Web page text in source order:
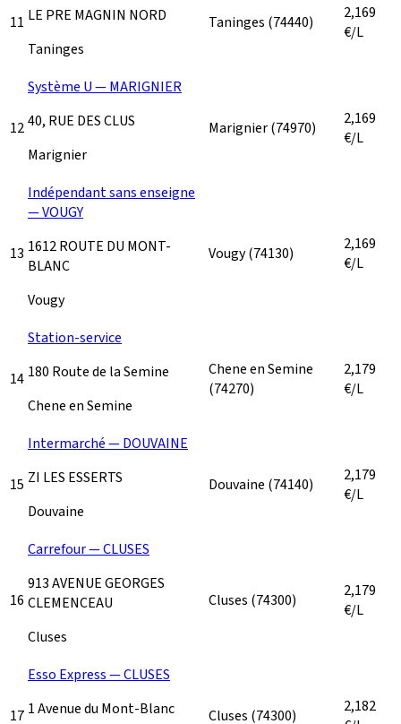
11 LE PRE MAGNIN NORD
Taninges
Taninges (74440)
2,169
€/L
12
Système U — MARIGNIER
40, RUE DES CLUS
Marignier
Marignier(74970)
2,169
€/L
13
Indépendant sans enseigne
— VOUGY
1612 ROUTE DU MONT-
BLANC
Vougy
Vougy(74130)
2,169
€/L
14
Station-service
180 Route de la Semine
Chene en Semine
Chene en Semine
(74270)
2,179
€/L
15
Intermarché — DOUVAINE
ZI LES ESSERTS
Douvaine
Douvaine (74140)
2,179
€/L
16
Carrefour — CLUSES
913 AVENUE GEORGES
CLEMENCEAU
Cluses
Cluses (74300)
2,179
€/L
17
Esso Express — CLUSES
1 Avenue du Mont-Blanc
Cluses (74300)
2,182